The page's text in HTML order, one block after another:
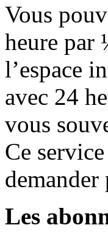
Vous
heure par
l’espace
avec 24
vous
Ce
Les